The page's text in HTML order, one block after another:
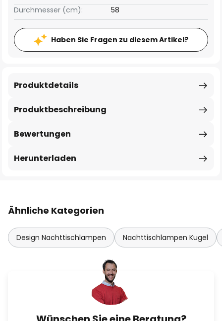
Durchmesser (cm):
58
Haben Sie Fragen zu diesem Artikel?
Produktbeschreibung
Produktdetails
Bewertungen
Herunterladen
Ähnliche Kategorien
Design Nachttischlampen Nachttischlampen Kugel